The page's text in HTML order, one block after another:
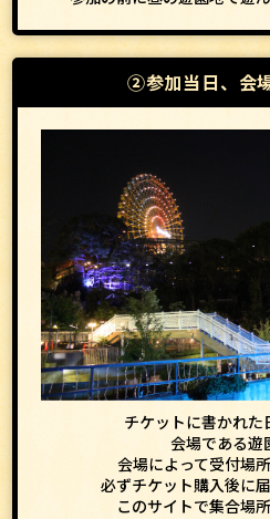
②参加当日、会
チケットに書かれた
会場である遊
会場によって受付場
必ずチケット購入後に
このサイトで集合場